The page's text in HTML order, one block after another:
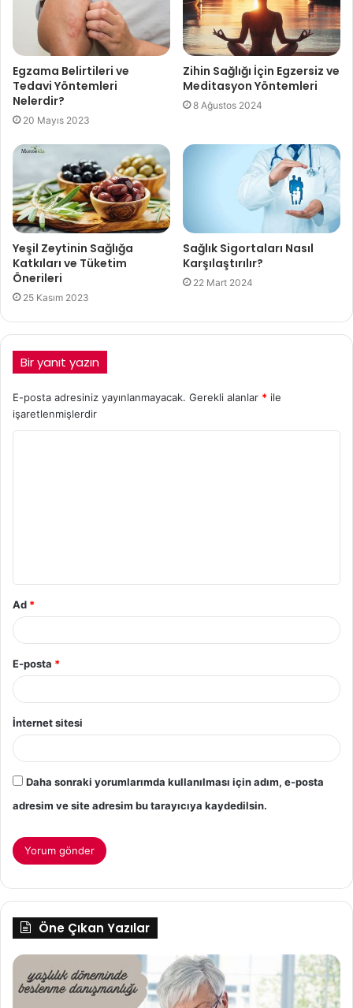
Egzama Belirtileri ve
Tedavi Yöntemleri
Nelerdir?
20 Mayıs 2023
Zihin Sağlığı İçin Egzersiz ve
Meditasyon Yöntemleri
8 Ağustos 2024
Yeşil Zeytinin Sağlığa
Katkıları ve Tüketim
Önerileri
25 Kasım 2023
Sağlık Sigortaları Nasıl
Karşılaştırılır?
22 Mart 2024
Bir yanıt yazın
E-posta adresiniz yayınlanmayacak. Gerekli alanlar * ile
işaretlenmişlerdir
Ad *
E-posta *
İnternet sitesi
Daha sonraki yorumlarımda kullanılması için adım, e-posta
adresim ve site adresim bu tarayıcıya kaydedilsin.
Öne Çıkan Yazılar
Egzersiz
Yapmanın